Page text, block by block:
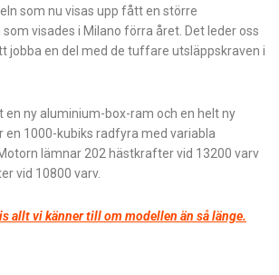
som nu visas upp fått en större
visades i Milano förra året. Det leder oss
jobba en del med de tuffare utsläppskraven i
en ny aluminium-box-ram och en helt ny
en 1000-kubiks radfyra med variabla
lämnar 202 hästkrafter vid 13200 varv
vid 10800 varv.
allt vi känner till om modellen än så länge.